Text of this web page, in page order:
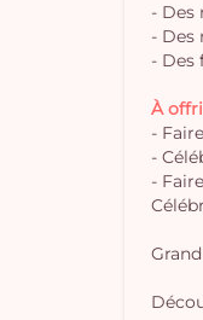
- Des
- Des
- Des
À
-
-
-